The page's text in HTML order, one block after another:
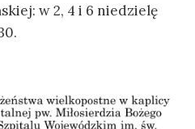
w 2, 4 i 6 niedzielę